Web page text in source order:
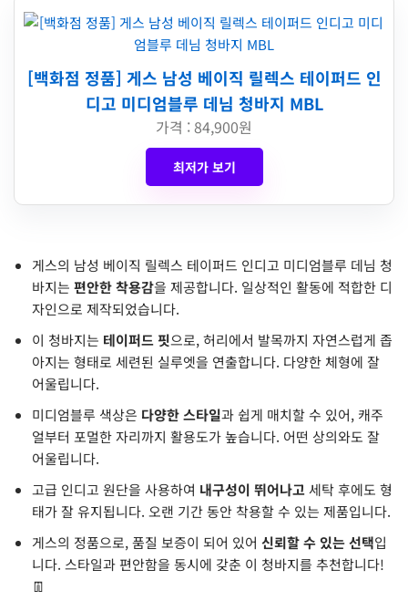
[백화점 정품] 게스 남성 베이직 릴렉스 테이퍼드 인
디고 미디엄블루 데님 청바지 MBL
가격 : 84,900원
최저가 보기
게스의 남성 베이직 릴렉스 테이퍼드 인디고 미디엄블루 데님 청
바지는 편안한 착용감을 제공합니다. 일상적인 활동에 적합한 디
자인으로 제작되었습니다.
이 청바지는 테이퍼드 핏으로, 허리에서 발목까지 자연스럽게 좁
아지는 형태로 세련된 실루엣을 연출합니다. 다양한 체형에 잘
어울립니다.
미디엄블루 색상은 다양한 스타일과 쉽게 매치할 수 있어, 캐주
얼부터 포멀한 자리까지 활용도가 높습니다. 어떤 상의와도 잘
어울립니다.
고급 인디고 원단을 사용하여 내구성이 뛰어나고세탁 후에도 형
태가 잘 유지됩니다. 오랜 기간 동안 착용할 수 있는 제품입니다.
게스의 정품으로, 품질 보증이 되어 있어 신뢰할 수 있는 선택입
니다. 스타일과 편안함을 동시에 갖춘 이 청바지를 추천합니다!
👖